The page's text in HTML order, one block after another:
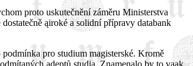
proto uskutečnění záměru Ministerstva
ąiroké a solidní přípravy databank
pro studium magisterské. Kromě
adeptů studia. Znamenalo by to vąak